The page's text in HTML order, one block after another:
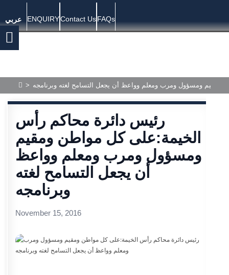
عربي ENQUIRYContact UsFAQs
> ومسؤول ومرب ومعلم وواعظ أن يجعل التسامح لغته وبرنامجه
رئيس دائرة محاكم رأس
الخيمة:على كل مواطن ومقيم
ومسؤول ومرب ومعلم وواعظ
أن يجعل التسامح لغته
وبرنامجه
November 15, 2016